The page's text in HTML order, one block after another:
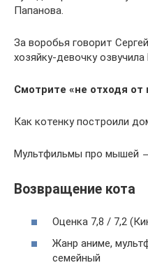
Папанова.
За воробья говорит
хозяйку-девочку
Смотрите «не отходя от
Как котенку построили
Мультфильмы про мышей
Возвращение кота
Оценка 7,8 / 7,2
Жанр аниме,
семейный